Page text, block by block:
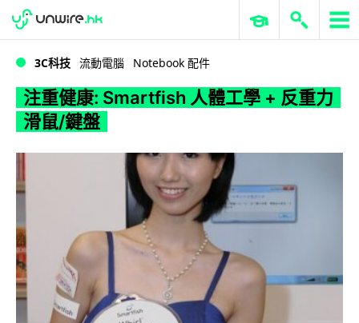
WWDC 2026 ERP 與商業 AI
3C科技 流動電腦 Notebook 配件
注重健康: Smartfish 人體工學 + 反重力
滑鼠/鍵盤